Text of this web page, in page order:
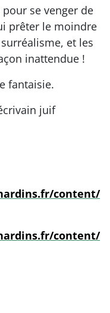
se venger de
prêter le moindre
et les
inattendue !
fantaisie.
juif
content/
content/